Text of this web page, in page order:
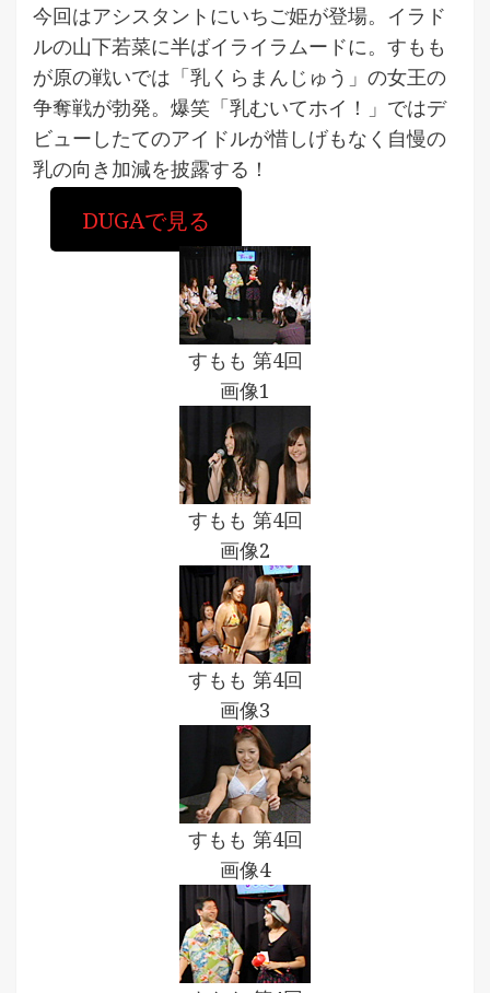
今回はアシスタントにいちご姫が登場。イラド
ルの山下若菜に半ばイライラムードに。すもも
が原の戦いでは「乳くらまんじゅう」の女王の
争奪戦が勃発。爆笑「乳むいてホイ！」ではデ
ビューしたてのアイドルが惜しげもなく自慢の
乳の向き加減を披露する！
DUGAで見る
すもも 第4回
画像1
すもも 第4回
画像2
すもも 第4回
画像3
すもも 第4回
画像4